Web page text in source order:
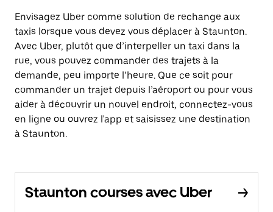
Envisagez Uber comme solution de rechange aux
taxis lorsque vous devez vous déplacer à Staunton.
Avec Uber, plutôt que d’interpeller un taxi dans la
rue, vous pouvez commander des trajets à la
demande, peu importe l’heure. Que ce soit pour
commander un trajet depuis l’aéroport ou pour vous
aider à découvrir un nouvel endroit, connectez-vous
en ligne ou ouvrez l'app et saisissez une destination
à Staunton.
Staunton courses avec Uber